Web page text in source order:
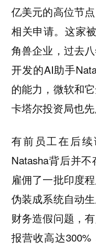
亿美元的高位节
相关申请。这家
角兽企业，过去
开发的AI助手
的能力，微软和
卡塔尔投资局也先
有前员工在后续
Natasha背后并
雇佣了一批印度
伪装成系统自动
财务造假问题，
报营收高达